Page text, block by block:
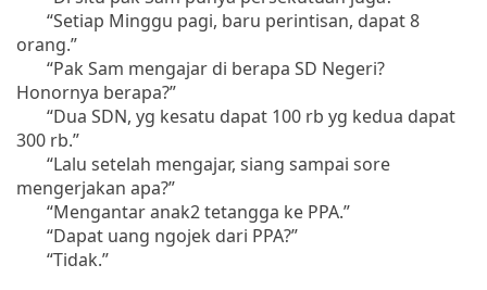
“Setiap Minggu pagi, baru perintisan, dapat 8
orang.”
“Pak Sam mengajar di berapa SD Negeri?
Honornya berapa?”
“Dua SDN, yg kesatu dapat 100 rb yg kedua dapat
300 rb.”
“Lalu setelah mengajar, siang sampai sore
mengerjakan apa?”
“Mengantar anak2 tetangga ke PPA.”
“Dapat uang ngojek dari PPA?”
“Tidak.”